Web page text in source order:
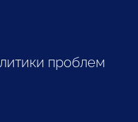
проблем